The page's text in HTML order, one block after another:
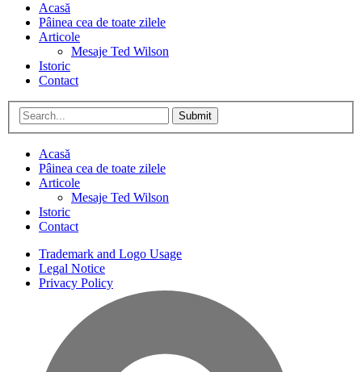
Acasă
Pâinea cea de toate zilele
Articole
Mesaje Ted Wilson
Istoric
Contact
Submit
Acasă
Pâinea cea de toate zilele
Articole
Mesaje Ted Wilson
Istoric
Contact
Trademark and Logo Usage
Legal Notice
Privacy Policy